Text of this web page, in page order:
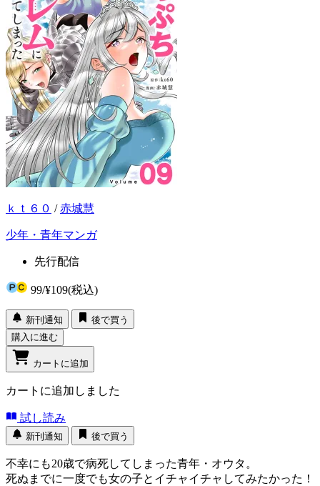
ｋｔ６０ /赤城慧
少年・青年マンガ
先行配信
99/¥109(税込)
新刊通知
後で買う
購入に進む
カートに追加
カートに追加しました
試し読み
新刊通知 後で買う
不幸にも20歳で病死してしまった青年・オウタ。
死ぬまでに一度でも女の子とイチャイチャしてみたかった！